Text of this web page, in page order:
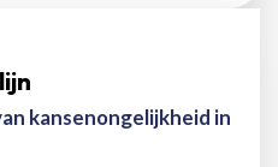
kansenongelijkheid in